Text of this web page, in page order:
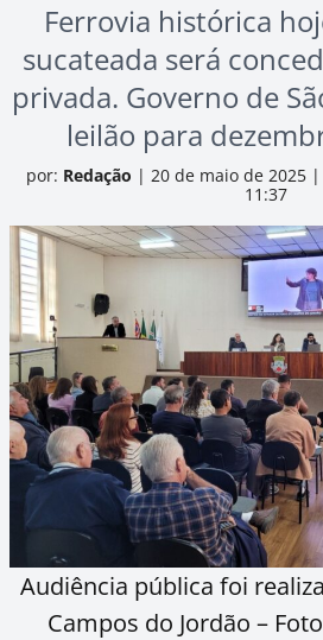
Ferrovia histórica
sucateada será
privada. Governo de
leilão para
por: Redação | 20 de maio de 2025 |
11:37
Audiência pública foi
Campos do Jordão –